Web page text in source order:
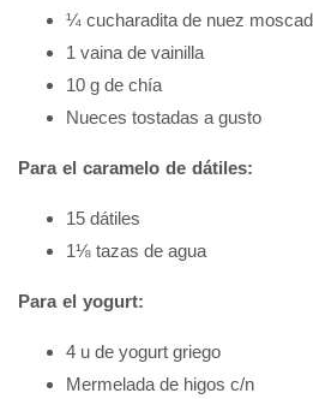
¼ cucharadita de nuez
1 vaina de vainilla
10 g de chía
Nueces tostadas a gusto
Para el caramelo de dátiles:
15 dátiles
1⅛ tazas de agua
Para el yogurt:
4 u de yogurt griego
Mermelada de higos c/n